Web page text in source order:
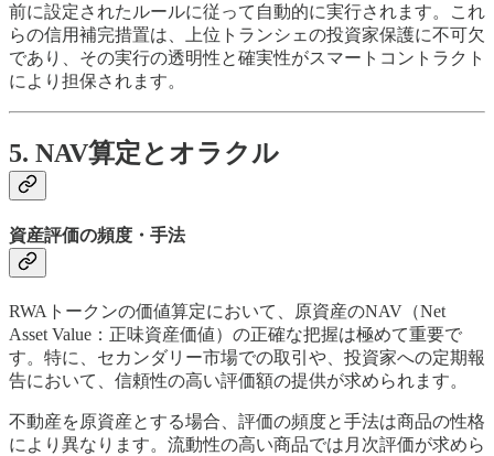
前に設定されたルールに従って自動的に実行されます。これ
らの信用補完措置は、上位トランシェの投資家保護に不可欠
であり、その実行の透明性と確実性がスマートコントラクト
により担保されます。
5. NAV算定とオラクル
資産評価の頻度・手法
RWAトークンの価値算定において、原資産のNAV（Net
Asset Value：正味資産価値）の正確な把握は極めて重要で
す。特に、セカンダリー市場での取引や、投資家への定期報
告において、信頼性の高い評価額の提供が求められます。
不動産を原資産とする場合、評価の頻度と手法は商品の性格
により異なります。流動性の高い商品では月次評価が求めら